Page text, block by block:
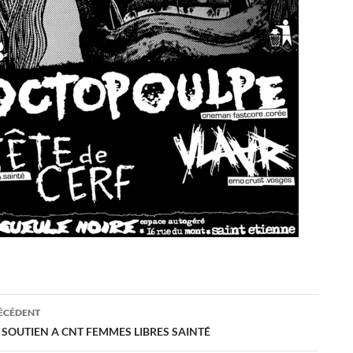
SOUTIEN A CNT FEMMES LIBRES SAINTÉ